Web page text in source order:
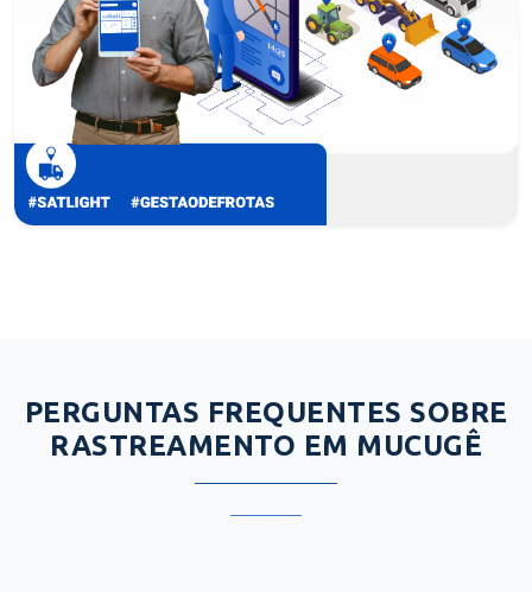
PERGUNTAS FREQUENTES SOBRE
RASTREAMENTO EM MUCUGÊ